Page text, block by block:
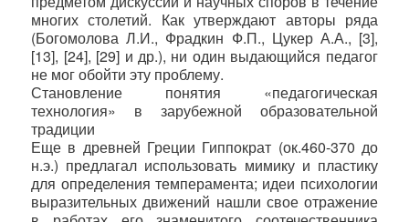
многих столетий. Как утверждают авторы ряда
(Богомолова Л.И., Фрадкин Ф.П., Цукер А.А., [3],
[13], [24], [29] и др.), ни один выдающийся педагог
не мог обойти эту проблему.
Становление понятия «педагогическая
технология» в зарубежной образовательной
традиции
Еще в древней Греции Гиппократ (ок.460-370 до
н.э.) предлагал использовать мимику и пластику
для определения темперамента; идеи психологии
выразительных движений нашли свое отражение